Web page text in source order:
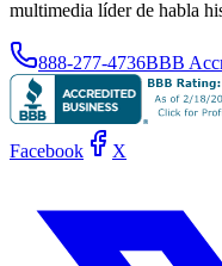
multimedia líder de habla
888-277-4736BBB
Facebook X